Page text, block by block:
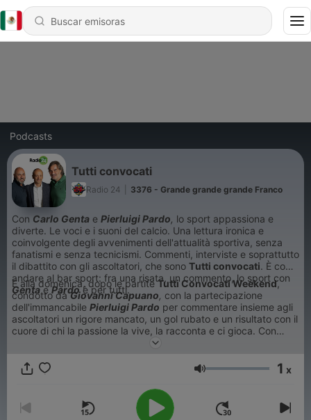
Podcasts
Tutti convocati
Radio 24 3376 - Grande grande grande Franco
Con Carlo Genta e Pierluigi Pardo, lo sport appassiona e
diverte. Le voci e i suoni del calcio. Una lettura ironica e
coinvolgente degli avvenimenti dell'attualità sportiva, senza
fanatismi e senza tecnicismi. Commenti, interviste e soprattutto
il dibattito con gli ascoltatori, che sono Tutti convocati. È come
andare al bar sport: fra una risata, un commento, lo sport con
GentaePardoè per tutti.
E alla domenica, dopo le partiteTutti Convocati Weekend,
condotto daGiovanni Capuano, con la partecipazione
dell'immancabile Pierluigi Pardo per commentare insieme agli
ascoltatori un rigore mancato, un gol rubato e un risultato con il
cuore di chi la passione la vive, la racconta e ci gioca. Con
imitazioni, tic, smorfie, scherzi da spogliatoio e ironia
appena finite, in cui da casa o dallo stadio gli ascoltatori
possono dire la loro perché sono sempre convocati.
Volumen 1 x